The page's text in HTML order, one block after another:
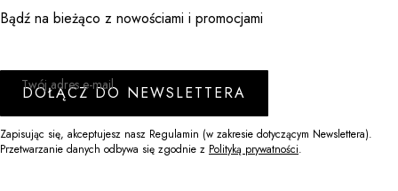
Bądź na bieżąco z nowościami i promocjami
Twój adres e-mail
DOŁĄCZ DO NEWSLETTERA
Zapisując się, akceptujesz nasz Regulamin (w zakresie dotyczącym Newslettera).
Przetwarzanie danych odbywa się zgodnie z Polityką prywatności.